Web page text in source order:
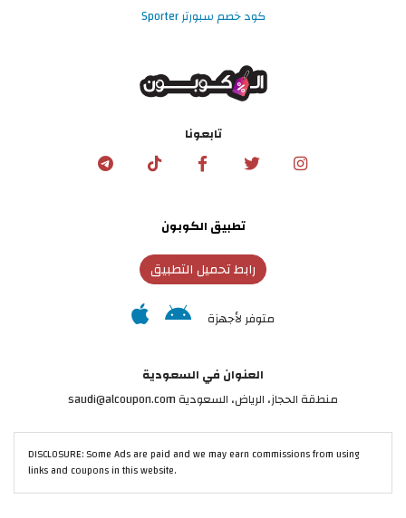
كود خصم سبورتر Sporter
تابعونا
تطبيق الكوبون
رابط تحميل التطبيق
متوفر لأجهزة
العنوان في السعودية
منطقة الحجاز، الرياض، السعودية saudi@alcoupon.com
DISCLOSURE: Some Ads are paid and we may earn commissions from using
links and coupons in this website.